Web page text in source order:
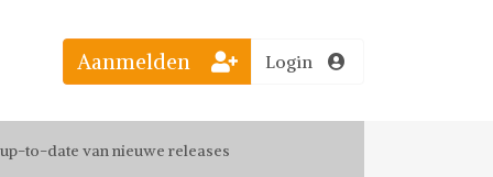
jouw favoriete looks
to-date van nieuwe releases
Aanmelden Login